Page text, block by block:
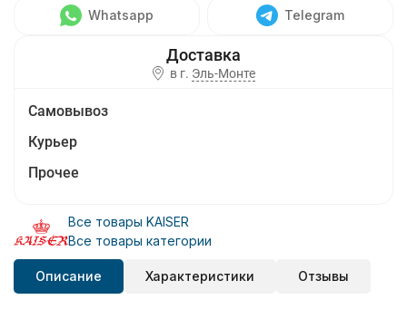
Whatsapp Telegram
в г. Эль-Монте
Самовывоз
Курьер
Прочее
Все товары KAISER
Все товары категории
Описание Характеристики Отзывы